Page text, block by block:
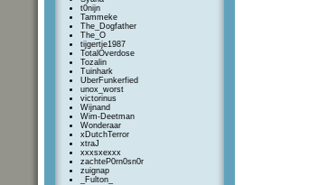
t0nijn
Tammeke
The_Dogfather
The_O
tijgertje1987
TotalOverdose
Tozalin
Tuinhark
UberFunkerfied
unox_worst
victorinus
Wijnand
Wim-Deetman
Wonderaar
xDutchTerror
xtraJ
xxxsxexxx
zachteP0rn0sn0r
zuignap
_Fulton_